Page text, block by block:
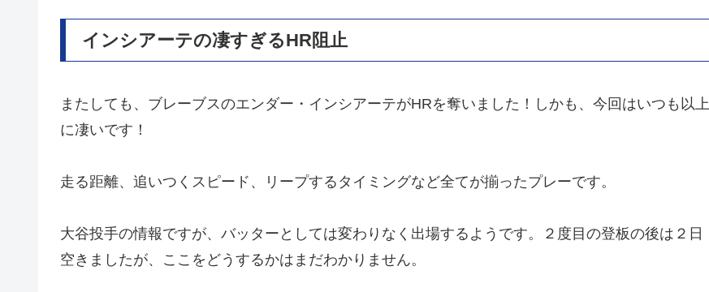
インシアーテの凄すぎるHR阻止
またしても、ブレーブスのエンダー・インシアーテがHRを奪いました！しかも、今回はいつも以上
に凄いです！
走る距離、追いつくスピード、リープするタイミングなど全てが揃ったプレーです。
大谷投手の情報ですが、バッターとしては変わりなく出場するようです。２度目の登板の後は２日
空きましたが、ここをどうするかはまだわかりません。